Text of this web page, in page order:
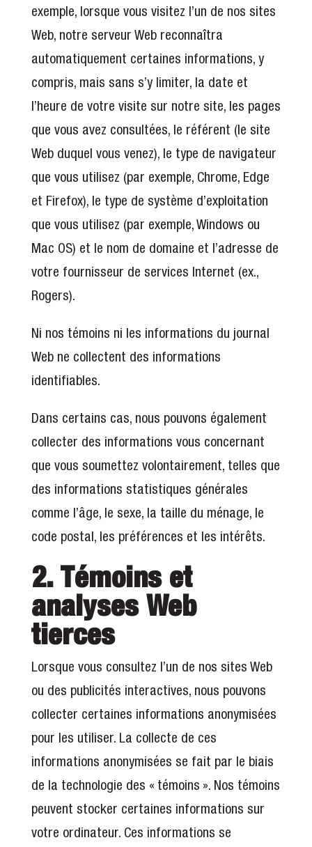
exemple, lorsque vous visitez l’un de nos sites
Web, notre serveur Web reconnaîtra
automatiquement certaines informations, y
compris, mais sans s’y limiter, la date et
l’heure de votre visite sur notre site, les pages
que vous avez consultées, le référent (le site
Web duquel vous venez), le type de navigateur
que vous utilisez (par exemple, Chrome, Edge
et Firefox), le type de système d’exploitation
que vous utilisez (par exemple, Windows ou
Mac OS) et le nom de domaine et l’adresse de
votre fournisseur de services Internet (ex.,
Rogers).
Ni nos témoins ni les informations du journal
Web ne collectent des informations
identifiables.
Dans certains cas, nous pouvons également
collecter des informations vous concernant
que vous soumettez volontairement, telles que
des informations statistiques générales
comme l’âge, le sexe, la taille du ménage, le
code postal, les préférences et les intérêts.
2. Témoins et
analyses Web
tierces
Lorsque vous consultez l’un de nos sites Web
ou des publicités interactives, nous pouvons
collecter certaines informations anonymisées
pour les utiliser. La collecte de ces
informations anonymisées se fait par le biais
de la technologie des « témoins ». Nos témoins
peuvent stocker certaines informations sur
votre ordinateur. Ces informations se